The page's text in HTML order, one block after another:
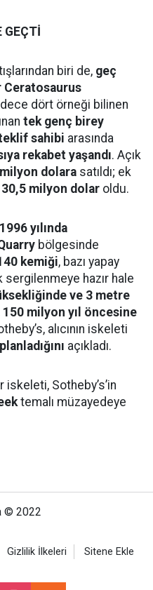
GEÇTİ
biri de, geç
Ceratosaurus
dört örneği bilinen
tek genç birey
sahibi arasında
rekabet yaşandı. Açık
dolara satıldı; ek
30,5 milyon dolar oldu.
1996 yılında
bölgesinde
kemiği, bazı yapay
hazır hale
ve 3 metre
150 milyon yıl öncesine
alıcının iskeleti
açıkladı.
Sotheby’s’in
temalı müzayedeye
© 2022
Gizlilik İlkeleri Sitene Ekle